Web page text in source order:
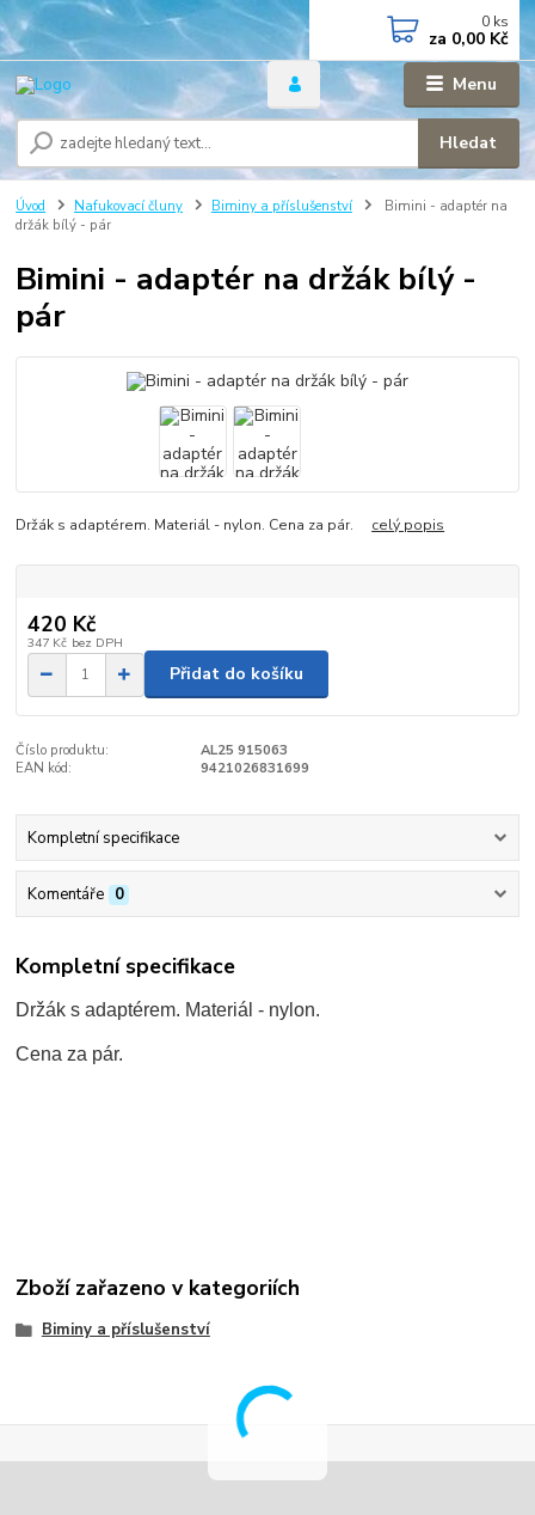
Menu
Hledat
0 ks
za 0,00 Kč
Úvod Nafukovací čluny Biminy a příslušenství
Bimini - adaptér na
držák bílý - pár
Bimini - adaptér na držák bílý -
pár
Držák s adaptérem. Materiál - nylon. Cena za pár. celý popis
420 Kč
347 Kč bez DPH
Přidat do košíku
Číslo produktu:
AL25 915063
EAN kód:
9421026831699
Kompletní specifikace
Komentáře 0
Kompletní specifikace
Držák s adaptérem. Materiál - nylon.
Cena za pár.
Zboží zařazeno v kategoriích
Biminy a příslušenství